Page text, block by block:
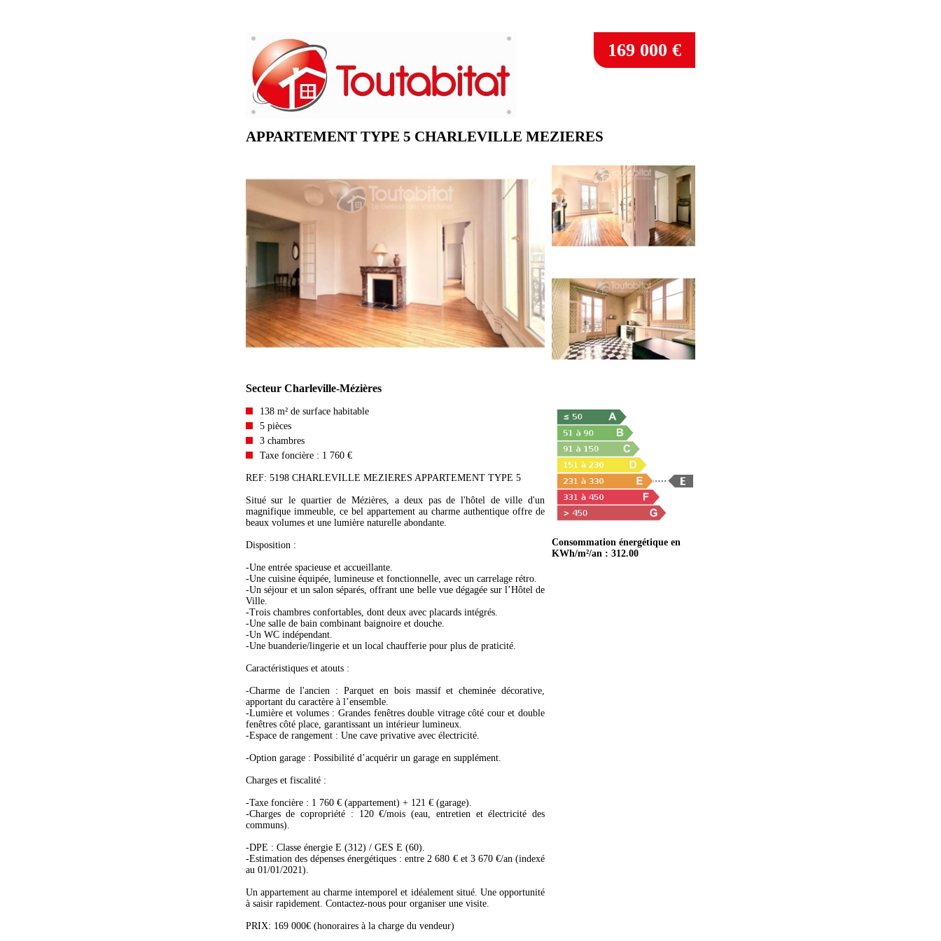
APPARTEMENT TYPE 5 CHARLEVILLE MEZIERES
169 000 €
Secteur Charleville-Mézières
138 m² de surface habitable
5 pièces
3 chambres
Taxe foncière : 1 760 €
REF: 5198 CHARLEVILLE MEZIERES APPARTEMENT TYPE 5
Situé sur le quartier de Mézières, a deux pas de l'hôtel de ville d'un
magnifique immeuble, ce bel appartement au charme authentique offre de
beaux volumes et une lumière naturelle abondante.
Disposition :
-Une entrée spacieuse et accueillante.
-Une cuisine équipée, lumineuse et fonctionnelle, avec un carrelage rétro.
-Un séjour et un salon séparés, offrant une belle vue dégagée sur l’Hôtel de
Ville.
-Trois chambres confortables, dont deux avec placards intégrés.
-Une salle de bain combinant baignoire et douche.
-Un WC indépendant.
-Une buanderie/lingerie et un local chaufferie pour plus de praticité.
Caractéristiques et atouts :
-Charme de l'ancien : Parquet en bois massif et cheminée décorative,
apportant du caractère à l’ensemble.
-Lumière et volumes : Grandes fenêtres double vitrage côté cour et double
fenêtres côté place, garantissant un intérieur lumineux.
-Espace de rangement : Une cave privative avec électricité.
-Option garage : Possibilité d’acquérir un garage en supplément.
Charges et fiscalité :
-Taxe foncière : 1 760 € (appartement) + 121 € (garage).
-Charges de copropriété : 120 €/mois (eau, entretien et électricité des
communs).
-DPE : Classe énergie E (312) / GES E (60).
-Estimation des dépenses énergétiques : entre 2 680 € et 3 670 €/an (indexé
au 01/01/2021).
Un appartement au charme intemporel et idéalement situé. Une opportunité
à saisir rapidement. Contactez-nous pour organiser une visite.
PRIX: 169 000€ (honoraires à la charge du vendeur)
Consommation énergétique en
KWh/m²/an : 312.00